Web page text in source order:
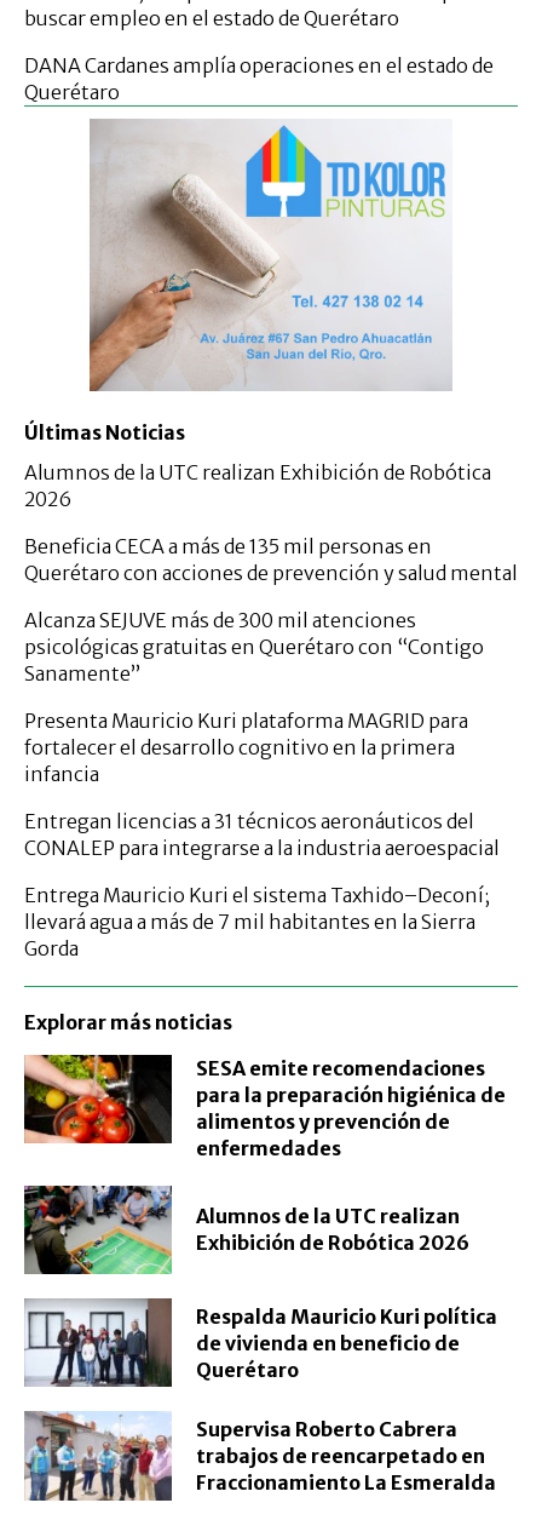
buscar empleo en el estado de Querétaro
DANA Cardanes amplía operaciones en el estado de
Querétaro
Últimas Noticias
Alumnos de la UTC realizan Exhibición de Robótica
2026
Beneficia CECA a más de 135 mil personas en
Querétaro con acciones de prevención y salud mental
Alcanza SEJUVE más de 300 mil atenciones
psicológicas gratuitas en Querétaro con “Contigo
Sanamente”
Presenta Mauricio Kuri plataforma MAGRID para
fortalecer el desarrollo cognitivo en la primera
infancia
Entregan licencias a 31 técnicos aeronáuticos del
CONALEP para integrarse a la industria aeroespacial
Entrega Mauricio Kuri el sistema Taxhido–Deconí;
llevará agua a más de 7 mil habitantes en la Sierra
Gorda
Explorar más noticias
SESA emite recomendaciones
para la preparación higiénica de
alimentos y prevención de
enfermedades
Alumnos de la UTC realizan
Exhibición de Robótica 2026
Respalda Mauricio Kuri política
de vivienda en beneficio de
Querétaro
Supervisa Roberto Cabrera
trabajos de reencarpetado en
Fraccionamiento La Esmeralda